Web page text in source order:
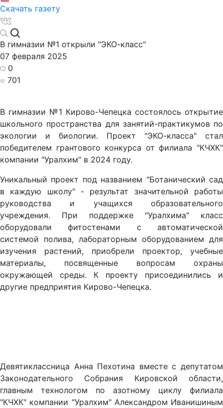
Скачать газету
В гимназии №1 открыли "ЭКО-класс"
07 февраля 2025
0
701
В гимназии №1 Кирово-Чепецка состоялось открытие
школьного пространства для занятий-практикумов по
экологии и биологии. Проект "ЭКО-класса" стал
победителем грантового конкурса от филиала "КЧХК"
компании "Уралхим" в 2024 году.
Уникальный проект под названием "Ботанический сад
в каждую школу" - результат значительной работы
руководства и учащихся образовательного
учреждения. При поддержке "Уралхима" класс
оборудовали фитостенами с автоматической
системой полива, лабораторным оборудованием для
изучения растений, приобрели проектор, учебные
материалы, посвященные вопросам охраны
окружающей среды. К проекту присоединились и
другие предприятия Кирово-Чепецка.
Девятиклассница Анна Пехотина вместе с депутатом
Законодательного Собрания Кировской области,
главным технологом по азотному циклу филиала
"КЧХК" компании "Уралхим" Александром Иванишиным